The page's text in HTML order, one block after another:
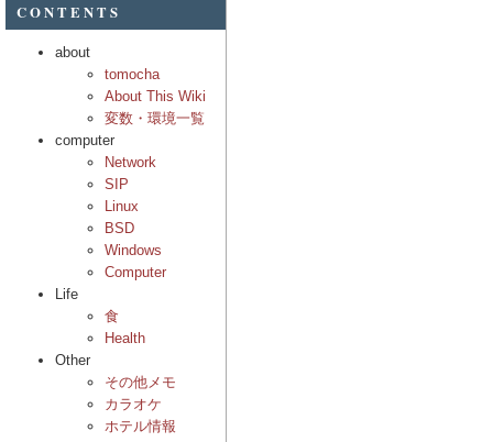
CONTENTS
about
tomocha
About This Wiki
変数・環境一覧
computer
Network
SIP
Linux
BSD
Windows
Computer
Life
食
Health
Other
その他メモ
カラオケ
ホテル情報